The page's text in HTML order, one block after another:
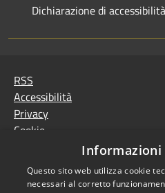
Dichiarazione di accessibilità
RSS
Accessibilità
Privacy
Cookie
MISSIONE 2 Rivoluzione
verde e transizione
Informazioni
Questo sito web utilizza cookie
necessari al corretto